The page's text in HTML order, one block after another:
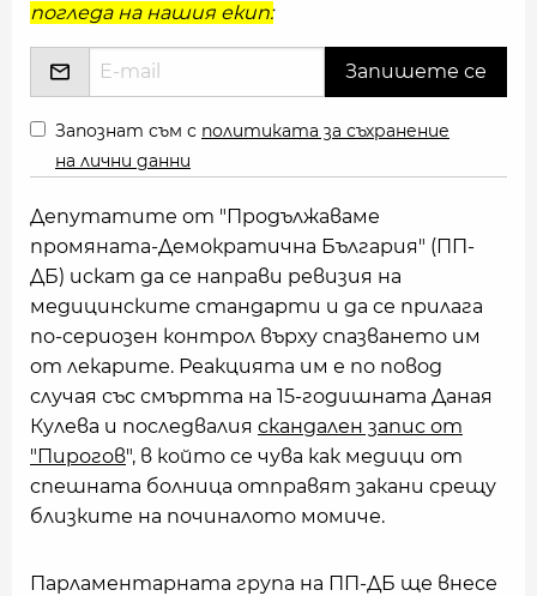
погледа на нашия екип:
Запознат съм с политиката за съхранение
на лични данни
Депутатите от "Продължаваме
промяната-Демократична България" (ПП-
ДБ) искат да се направи ревизия на
медицинските стандарти и да се прилага
по-сериозен контрол върху спазването им
от лекарите. Реакцията им е по повод
случая със смъртта на 15-годишната Даная
Кулева и последвалия скандален запис от
"Пирогов", в който се чува как медици от
спешната болница отправят закани срещу
близките на починалото момиче.
Парламентарната група на ПП-ДБ ще внесе